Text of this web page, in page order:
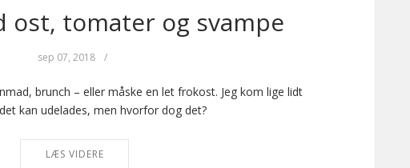
ost, tomater og svampe
sep 07, 2018 /
brunch – eller måske en let frokost. Jeg kom lige lidt
kan udelades, men hvorfor dog det?
LÆS VIDERE